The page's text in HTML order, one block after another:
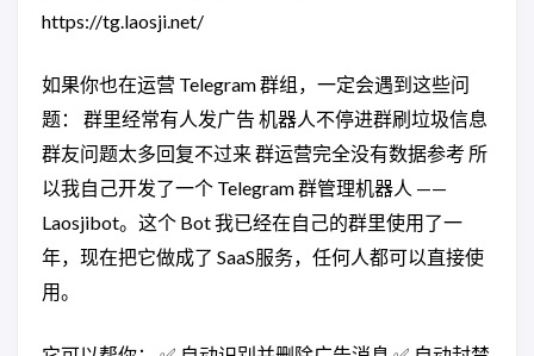
https://tg.laosji.net/
如果你也在运营 Telegram 群组，一定会遇到这些问
题： 群里经常有人发广告 机器人不停进群刷垃圾信息
群友问题太多回复不过来 群运营完全没有数据参考 所
以我自己开发了一个 Telegram 群管理机器人 ——
Laosjibot。这个 Bot 我已经在自己的群里使用了一
年，现在把它做成了 SaaS服务，任何人都可以直接使
用。